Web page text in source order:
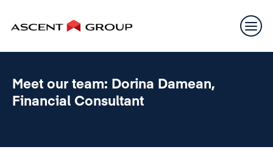
Meet our team: Dorina Damean,
Financial Consultant